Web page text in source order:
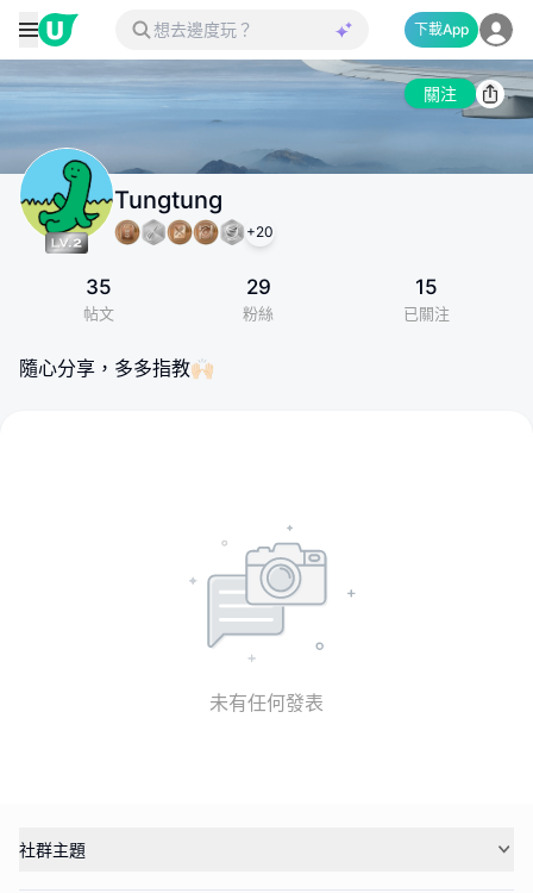
下載App
關注
Tungtung
+20
35
帖文
29
粉絲
15
已關注
隨心分享，多多指教🙌🏻
未有任何發表
社群主題